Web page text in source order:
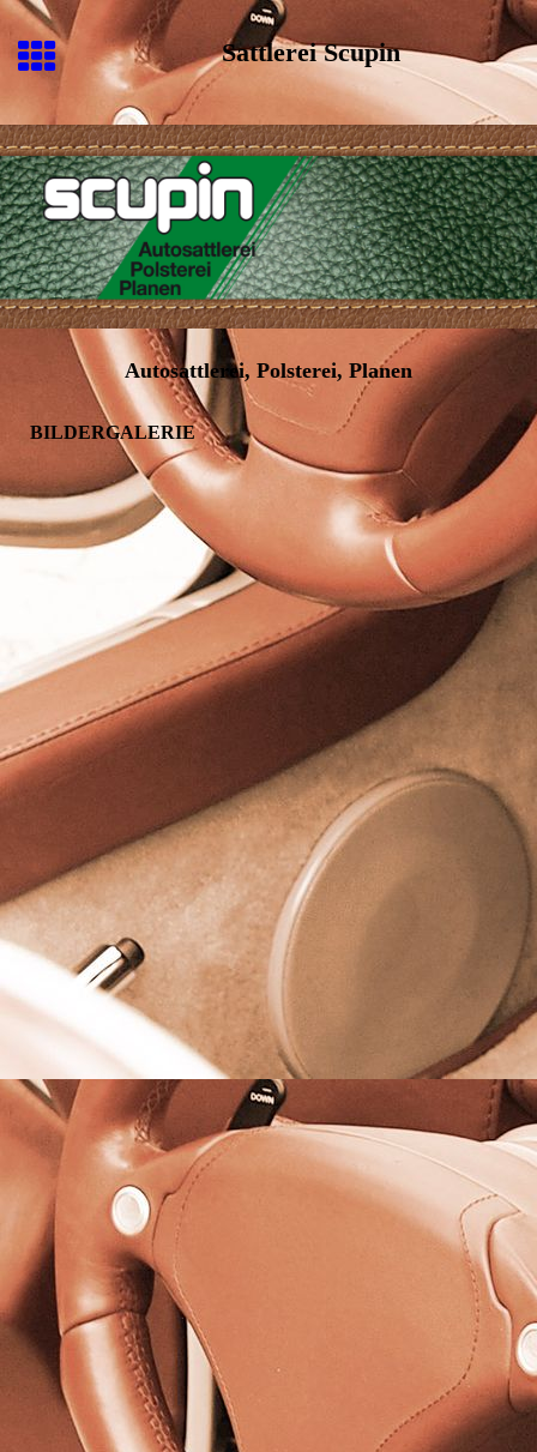
Sattlerei Scupin
Autosattlerei, Polsterei, Planen
BILDERGALERIE
OTTO EDUARD SCUPIN